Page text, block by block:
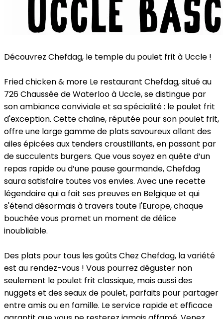
Découvrez Chefdag, le temple du poulet frit à Uccle !
Fried chicken & more Le restaurant Chefdag, situé au
726 Chaussée de Waterloo à Uccle, se distingue par
son ambiance conviviale et sa spécialité : le poulet frit
d'exception. Cette chaîne, réputée pour son poulet frit,
offre une large gamme de plats savoureux allant des
ailes épicées aux tenders croustillants, en passant par
de succulents burgers. Que vous soyez en quête d’un
repas rapide ou d’une pause gourmande, Chefdag
saura satisfaire toutes vos envies. Avec une recette
légendaire qui a fait ses preuves en Belgique et qui
s'étend désormais à travers toute l'Europe, chaque
bouchée vous promet un moment de délice
inoubliable.
Des plats pour tous les goûtsChez Chefdag, la variété
est au rendez-vous ! Vous pourrez déguster non
seulement le poulet frit classique, mais aussi des
nuggets et des seaux de poulet, parfaits pour partager
entre amis ou en famille. Le service rapide et efficace